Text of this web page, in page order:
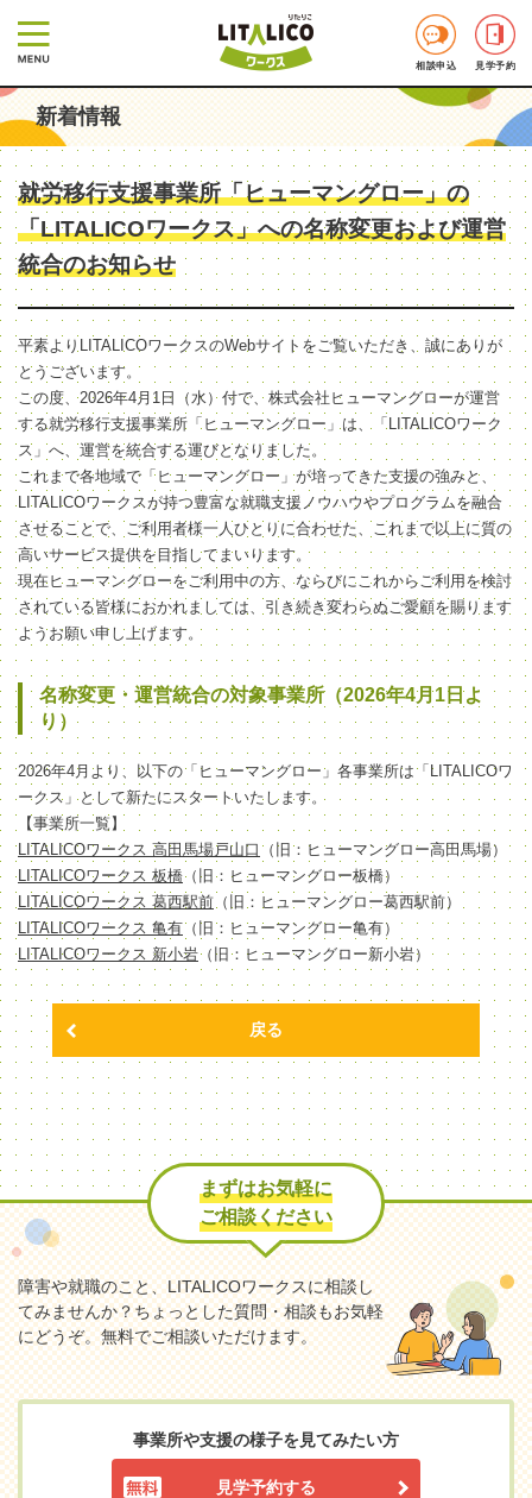
相談申込 見学予約
新着情報
就労移行支援事業所「ヒューマングロー」の
「LITALICOワークス」への名称変更および運営
統合のお知らせ
平素よりLITALICOワークスのWebサイトをご覧いただき、誠にありが
とうございます。
この度、2026年4月1日（水）付で、株式会社ヒューマングローが運営
する就労移行支援事業所「ヒューマングロー」は、「LITALICOワーク
ス」へ、運営を統合する運びとなりました。
これまで各地域で「ヒューマングロー」が培ってきた支援の強みと、
LITALICOワークスが持つ豊富な就職支援ノウハウやプログラムを融合
させることで、ご利用者様一人ひとりに合わせた、これまで以上に質の
高いサービス提供を目指してまいります。
現在ヒューマングローをご利用中の方、ならびにこれからご利用を検討
されている皆様におかれましては、引き続き変わらぬご愛顧を賜ります
ようお願い申し上げます。
名称変更・運営統合の対象事業所（2026年4月1日よ
り）
2026年4月より、以下の「ヒューマングロー」各事業所は「LITALICOワ
ークス」として新たにスタートいたします。
【事業所一覧】
LITALICOワークス 高田馬場戸山口 （旧：ヒューマングロー高田馬場）
LITALICOワークス 板橋（旧：ヒューマングロー板橋）
LITALICOワークス 葛西駅前 （旧：ヒューマングロー葛西駅前）
LITALICOワークス 亀有（旧：ヒューマングロー亀有）
LITALICOワークス 新小岩（旧：ヒューマングロー新小岩）
戻る
まずはお気軽に
ご相談ください
障害や就職のこと、LITALICOワークスに相談し
てみませんか？ちょっとした質問・相談もお気軽
にどうぞ。無料でご相談いただけます。
事業所や支援の様子を見てみたい方
見学予約する